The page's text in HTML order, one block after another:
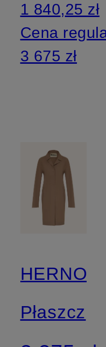
1 840,25 zł
Cena
3 675 zł
HERNO
Płaszcz